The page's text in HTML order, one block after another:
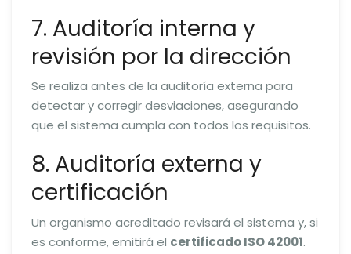
7. Auditoría interna y
revisión por la dirección
Se realiza antes de la auditoría externa para
detectar y corregir desviaciones, asegurando
que el sistema cumpla con todos los requisitos.
8. Auditoría externa y
certificación
Un organismo acreditado revisará el sistema y, si
es conforme, emitirá el certificado ISO 42001.